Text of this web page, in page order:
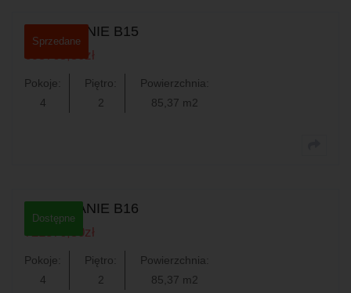
Sprzedane
MIESZKANIE B15
695765,50 zł
Pokoje:
4
Piętro:
2
Powierzchnia:
85,37 m2
Dostępne
MIESZKANIE B16
721376,50zł
Pokoje:
4
Piętro:
2
Powierzchnia:
85,37 m2